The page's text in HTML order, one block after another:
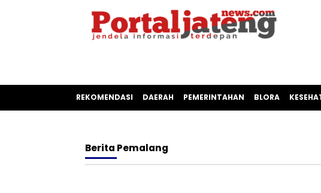
REKOMENDASI DAERAH PEMERINTAHAN BLORA
Berita Pemalang